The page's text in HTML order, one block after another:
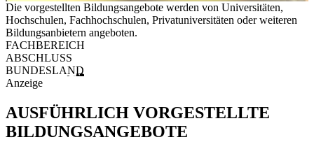
Die vorgestellten Bildungsangebote werden von Universitäten,
Hochschulen, Fachhochschulen, Privatuniversitäten oder weiteren
Bildungsanbietern angeboten.
FACHBEREICH
ABSCHLUSS
BUNDESLAND
Anzeige
AUSFÜHRLICH VORGESTELLTE
BILDUNGSANGEBOTE